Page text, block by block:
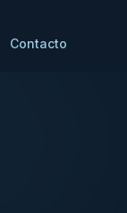
Contacto